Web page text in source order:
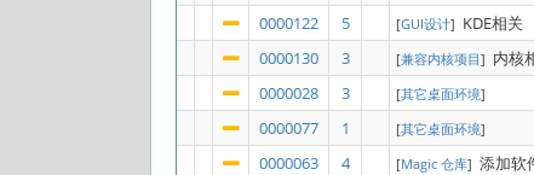
0000122
5 [GUI设计] KDE相关
0000130
3 [兼容内核项目] 内核
0000028
3 [其它桌面环境]
0000077
1 [其它桌面环境]
0000063
4 [Magic 仓库] 添加软